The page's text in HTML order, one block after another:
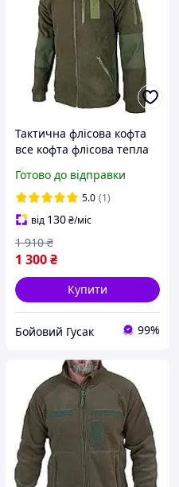
Тактична флісова кофта
все кофта флісова тепла
хакі, Флісівка олива
Готово до відправки
5.0 (1)
від 130₴/міс
1 300₴
1 910 ₴
Купити
Бойовий Гусак 99%